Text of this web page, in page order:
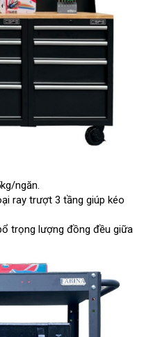
ngăn.
ray trượt 3 tầng giúp kéo
trọng lượng đồng đều giữa